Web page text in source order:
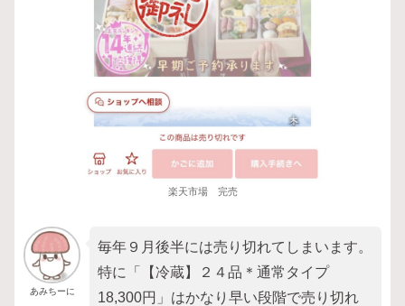
楽天市場 完売
あみちーに
毎年９月後半には売り切れてしまいます。
特に「【冷蔵】２４品＊通常タイプ
18,300円」はかなり早い段階で売り切れ